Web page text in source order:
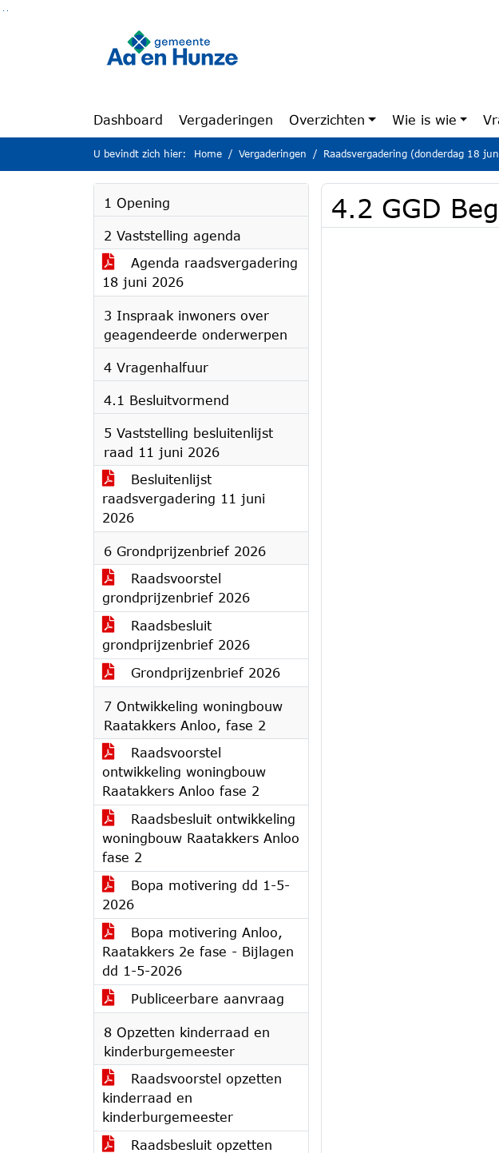
Dashboard Vergaderingen Overzichten Wie is wie
U bevindt zich hier: Home Vergaderingen Raadsvergadering (donderdag 18
1 Opening
2 Vaststelling agenda
Agenda raadsvergadering
18 juni 2026
3 Inspraak inwoners over
geagendeerde onderwerpen
4 Vragenhalfuur
4.1 Besluitvormend
5 Vaststelling besluitenlijst
raad 11 juni 2026
Besluitenlijst
raadsvergadering 11 juni
2026
6 Grondprijzenbrief 2026
Raadsvoorstel
grondprijzenbrief 2026
Raadsbesluit
grondprijzenbrief 2026
Grondprijzenbrief 2026
7 Ontwikkeling woningbouw
Raatakkers Anloo, fase 2
Raadsvoorstel
ontwikkeling woningbouw
Raatakkers Anloo fase 2
Raadsbesluit ontwikkeling
woningbouw Raatakkers Anloo
fase 2
Bopa motivering dd 1-5-
2026
Bopa motivering Anloo,
Raatakkers 2e fase - Bijlagen
dd 1-5-2026
Publiceerbare aanvraag
8 Opzetten kinderraad en
kinderburgemeester
Raadsvoorstel opzetten
kinderraad en
kinderburgemeester
Raadsbesluit opzetten
4.2 GGD